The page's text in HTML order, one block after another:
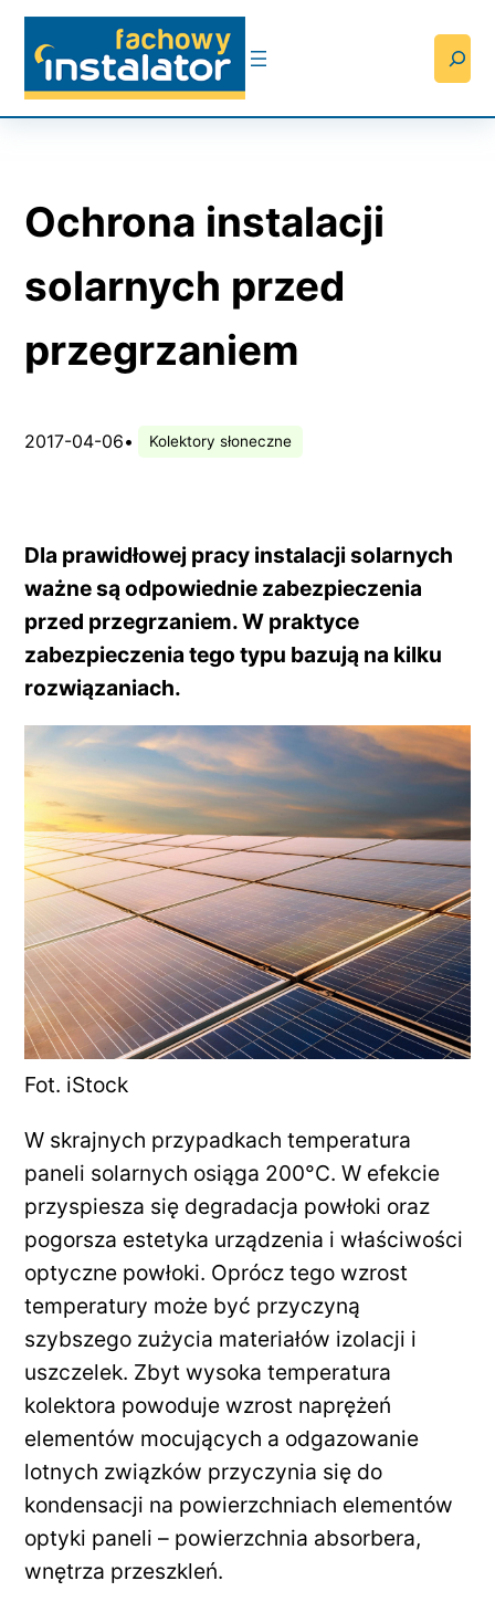
Przejdź
treści
Ochrona instalacji
solarnych przed
przegrzaniem
2017-04-06• Kolektory słoneczne
Dla prawidłowej pracy instalacji solarnych
ważne są odpowiednie zabezpieczenia
przed przegrzaniem. W praktyce
zabezpieczenia tego typu bazują na kilku
rozwiązaniach.
Fot. iStock
W skrajnych przypadkach temperatura
paneli solarnych osiąga 200°C. W efekcie
przyspiesza się degradacja powłoki oraz
pogorsza estetyka urządzenia i właściwości
optyczne powłoki. Oprócz tego wzrost
temperatury może być przyczyną
szybszego zużycia materiałów izolacji i
uszczelek. Zbyt wysoka temperatura
kolektora powoduje wzrost naprężeń
elementów mocujących a odgazowanie
lotnych związków przyczynia się do
kondensacji na powierzchniach elementów
optyki paneli – powierzchnia absorbera,
wnętrza przeszkleń.